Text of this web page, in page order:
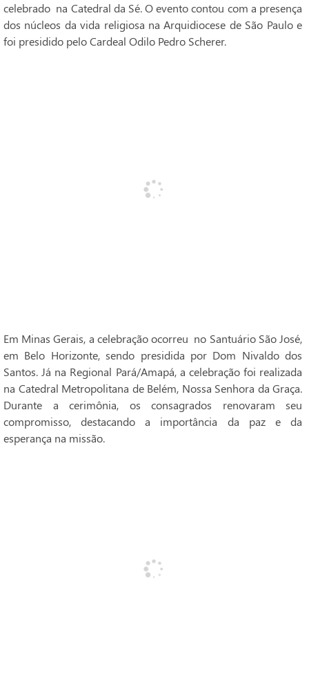
celebrado na Catedral da Sé. O evento contou com a presença
dos núcleos da vida religiosa na Arquidiocese de São Paulo e
foi presidido pelo Cardeal Odilo Pedro Scherer.
Em Minas Gerais, a celebração ocorreu no Santuário São José,
em Belo Horizonte, sendo presidida por Dom Nivaldo dos
Santos. Já na Regional Pará/Amapá, a celebração foi realizada
na Catedral Metropolitana de Belém, Nossa Senhora da Graça.
Durante a cerimônia, os consagrados renovaram seu
compromisso, destacando a importância da paz e da
esperança na missão.